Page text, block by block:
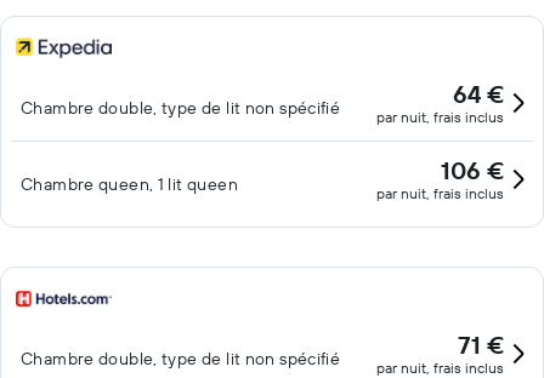
Chambre double, type de lit non spécifié 64 €
par nuit, frais inclus
Chambre queen, 1 lit queen 106 €
par nuit, frais inclus
Chambre double, type de lit non spécifié 71 €
par nuit, frais inclus